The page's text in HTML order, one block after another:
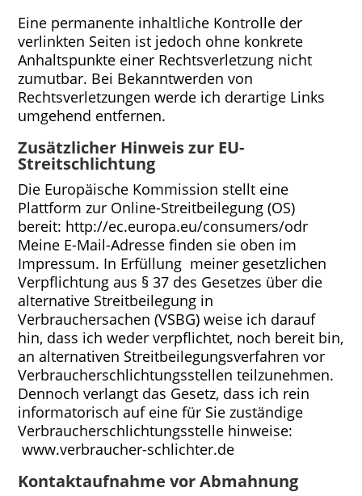
Eine permanente inhaltliche Kontrolle der
verlinkten Seiten ist jedoch ohne konkrete
Anhaltspunkte einer Rechtsverletzung nicht
zumutbar. Bei Bekanntwerden von
Rechtsverletzungen werde ich derartige Links
umgehend entfernen.
Zusätzlicher Hinweis zur EU-
Streitschlichtung
Die Europäische Kommission stellt eine
Plattform zur Online-Streitbeilegung (OS)
bereit: http://ec.europa.eu/consumers/odr
Meine E-Mail-Adresse finden sie oben im
Impressum. In Erfüllung meiner gesetzlichen
Verpflichtung aus § 37 des Gesetzes über die
alternative Streitbeilegung in
Verbrauchersachen (VSBG) weise ich darauf
hin, dass ich weder verpflichtet, noch bereit bin,
an alternativen Streitbeilegungsverfahren vor
Verbraucherschlichtungsstellen teilzunehmen.
Dennoch verlangt das Gesetz, dass ich rein
informatorisch auf eine für Sie zuständige
Verbraucherschlichtungsstelle hinweise:
www.verbraucher-schlichter.de
Kontaktaufnahme vor Abmahnung